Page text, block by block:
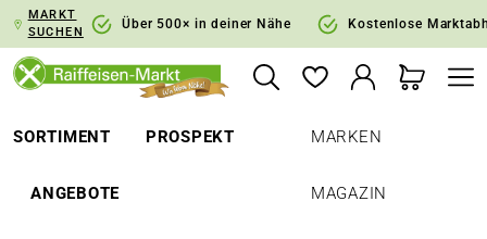
Zur Hauptnavigation springen
MARKT
SUCHEN
Über 500× in deiner Nähe Kostenlose
SORTIMENT PROSPEKT
ANGEBOTE
MARKEN
MAGAZIN